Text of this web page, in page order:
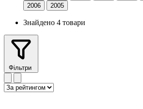
2006
2005
Знайдено 4 товари
Фільтри